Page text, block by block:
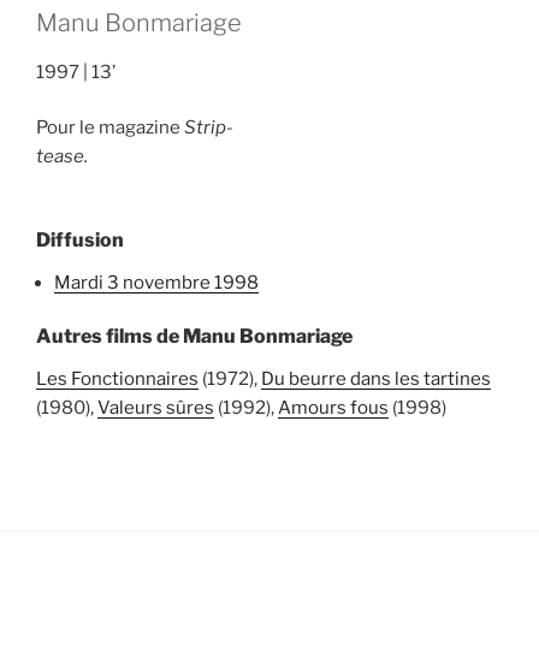
Manu Bonmariage
1997 13’
Pour le magazine Strip-
tease.
Diffusion
mardi 3 novembre 1998
Autres films de Manu Bonmariage
Les Fonctionnaires (1972), Du beurre dans les tartines
(1980),Valeurs sûres (1992),Amours fous (1998)